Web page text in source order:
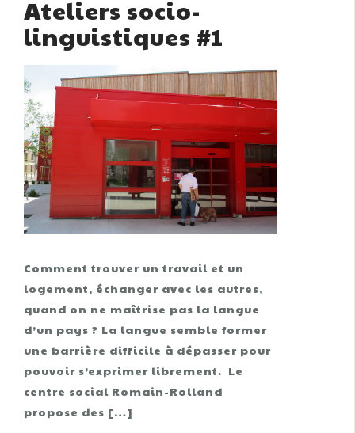
Ateliers socio-
linguistiques #1
Comment trouver un travail et un
logement, échanger avec les autres,
quand on ne maîtrise pas la langue
d’un pays ? La langue semble former
une barrière difficile à dépasser pour
pouvoir s’exprimer librement. Le
centre social Romain-Rolland
propose des […]